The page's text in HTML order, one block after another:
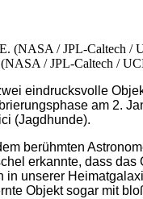
(NASA / JPL-Caltech /
eindrucksvolle
am 2.
(Jagdhunde).
berühmten
erkannte, dass
unserer
Objekt sogar mit